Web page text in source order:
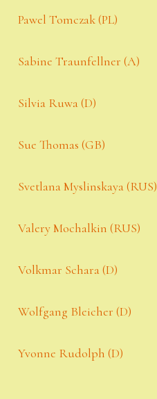
Pawel Tomczak (PL)
Sabine Traunfellner (A)
Silvia Ruwa (D)
Sue Thomas (GB)
Svetlana Myslinskaya (RUS)
Valery Mochalkin (RUS)
Volkmar Schara (D)
Wolfgang Bleicher (D)
Yvonne Rudolph (D)